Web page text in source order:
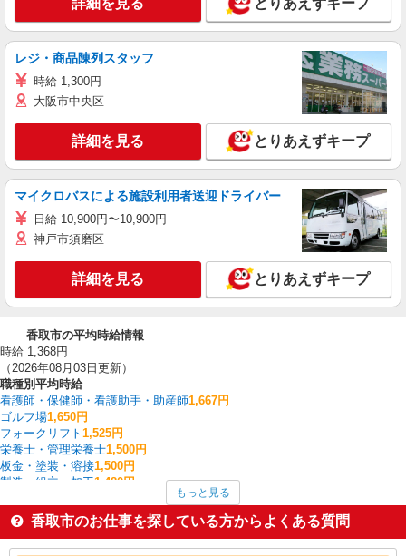
詳細を見る とりあえずキープ
レジ・商品陳列スタッフ
時給 1,300円
大阪市中央区
詳細を見る とりあえずキープ
マイクロバスによる施設利用者送迎ドライバー
日給 10,900円〜10,900円
神戸市須磨区
詳細を見る とりあえずキープ
香取市の平均時給情報
時給 1,368円
（2026年08月03日更新）
職種別平均時給
看護師・保健師・看護助手・助産師1,667円
ゴルフ場1,650円
フォークリフト 1,525円
栄養士・管理栄養士1,500円
板金・塗装・溶接1,500円
製造・組立・加工1,480円
調理・調理補助・調理師1,411円
給食
1,400円
金属加工1,400円
もっと見る
香取市のお仕事を探している方からよくある質問